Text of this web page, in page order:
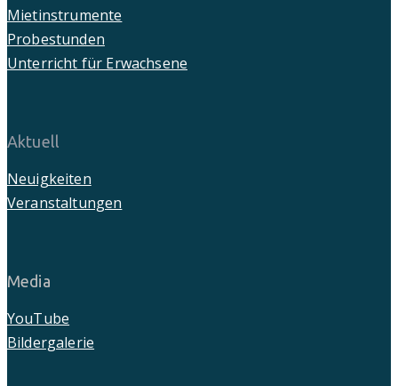
Mietinstrumente
Probestunden
Unterricht für Erwachsene
Aktuell
Neuigkeiten
Veranstaltungen
Media
YouTube
Bildergalerie